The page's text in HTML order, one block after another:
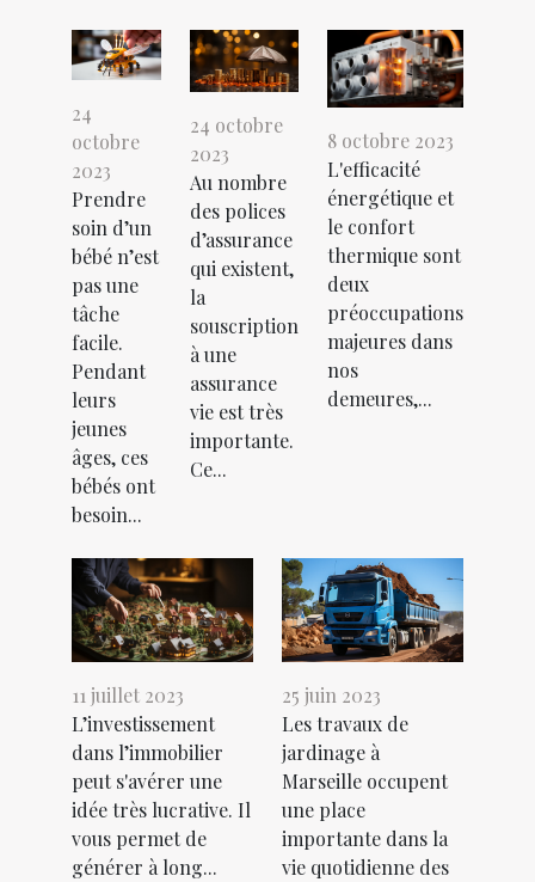
24
octobre
2023
Prendre
soin d’un
bébé n’est
pas une
tâche
facile.
Pendant
leurs
jeunes
âges, ces
bébés ont
besoin...
24 octobre
2023
Au nombre
des polices
d’assurance
qui existent,
la
souscription
à une
assurance
vie est très
importante.
Ce...
8 octobre 2023
L'efficacité
énergétique et
le confort
thermique sont
deux
préoccupations
majeures dans
nos
demeures,...
11 juillet 2023
L’investissement
dans l’immobilier
peut s'avérer une
idée très lucrative. Il
vous permet de
générer à long...
25 juin 2023
Les travaux de
jardinage à
Marseille occupent
une place
importante dans la
vie quotidienne des